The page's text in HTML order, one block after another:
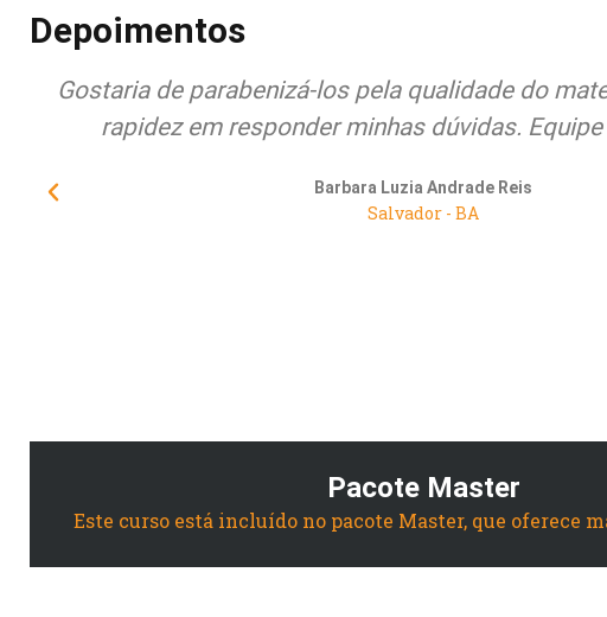
Depoimentos
Gostaria de parabenizá-los pela qualidade do
rapidez em responder minhas dúvidas.
Barbara Luzia Andrade Reis
Salvador - BA
Pacote Master
Este curso está incluído no pacote Master, que oferece